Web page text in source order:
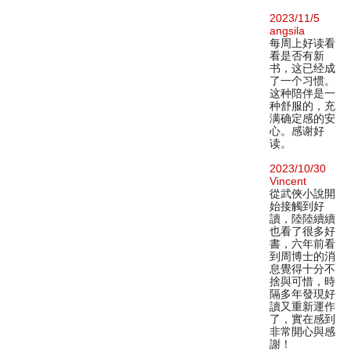
2023/11/5
angsila
每周上好读看
看是否有新
书，这已经成
了一个习惯。
这种陪伴是一
种舒服的，充
满确定感的安
心。感谢好
读。
2023/10/30
Vincent
從武俠小說開
始接觸到好
讀，陸陸續續
也看了很多好
書，六年前看
到周博士的消
息覺得十分不
捨與可惜，時
隔多年發現好
讀又重新運作
了，實在感到
非常開心與感
謝！